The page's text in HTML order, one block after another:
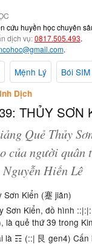
cứu huyền học chuyên
dịch vụ:0817.505.493.
.
Mệnh Lý
Bói SIM
Dịch
THỦY SƠN
Quẻ Thủy
của người quân
Nguyễn Hiến Lê
Sơn Kiển (蹇 jiǎn)
Sơn Kiển, đồ hình
là quẻ thứ 39 trong
là ☶ (::| 艮 gen4) Cấn